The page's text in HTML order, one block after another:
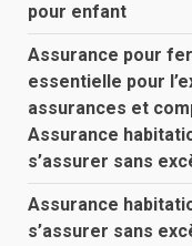
pour enfant
Assurance pour
essentielle pour
assurances et
Assurance
s’assurer sans
Assurance
s’assurer sans